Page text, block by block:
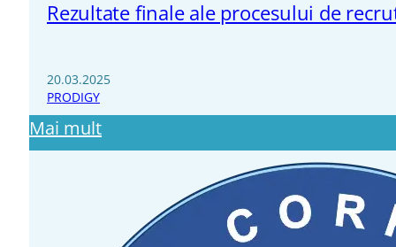
Rezultate finale ale procesului de
20.03.2025
PRODIGY
Mai mult